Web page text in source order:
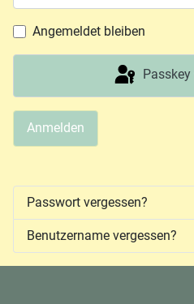
Angemeldet bleiben
Anmelden
Passwort vergessen?
Benutzername vergessen?